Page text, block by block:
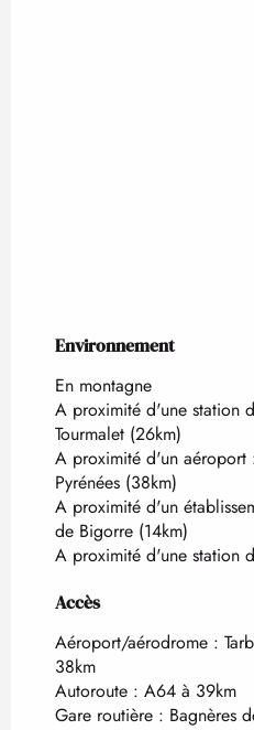
Environnement
Environnement
En montagne
A proximité d'une station
Tourmalet (26km)
A proximité d'un aéroport
Pyrénées (38km)
A proximité d'un
de Bigorre (14km)
A proximité d'une station
Accès
Accès
Aéroport/aérodrome :
38km
Autoroute : A64 à 39km
Gare routière : Bagnères